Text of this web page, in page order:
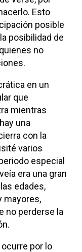
Esto
posible
posibilidad de
no
en un
que
mientras
una
con la
varios
especial
era una gran
edades,
mayores,
no perderse la
por lo